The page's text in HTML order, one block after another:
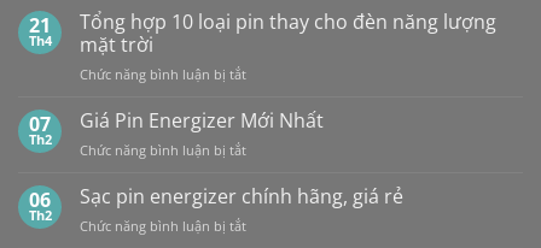
SỈ
TẠI
NỘI
TÍN,
CHIẾT
sánh
của
hãng:
Panasonic
Maxell:
Pin
21
Th4
Tổng hợp 10 loại pin thay cho đèn năng lượng
mặt trời
Chức năng bình luận bị tắtở
hợp
loại
thay
đèn
07
Th2
Giá Pin Energizer Mới Nhất
Chức năng bình luận bị tắtở
Pin
Mới
06
Th2
Sạc pin energizer chính hãng, giá rẻ
Chức năng bình luận bị tắtở